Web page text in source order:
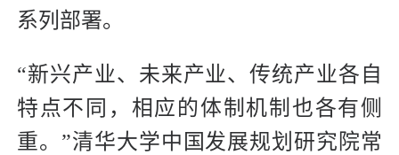
系列部署。
“新兴产业、未来产业、传统产业各自
特点不同，相应的体制机制也各有侧
重。”清华大学中国发展规划研究院常